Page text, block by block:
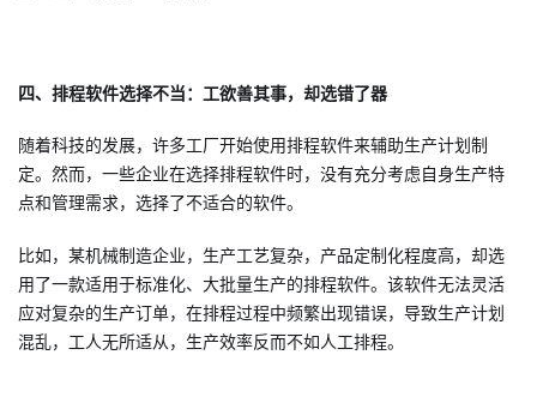
四、排程软件选择不当：工欲善其事，却选错了器
随着科技的发展，许多工厂开始使用排程软件来辅助生产计划制
定。然而，一些企业在选择排程软件时，没有充分考虑自身生产特
点和管理需求，选择了不适合的软件。
比如，某机械制造企业，生产工艺复杂，产品定制化程度高，却选
用了一款适用于标准化、大批量生产的排程软件。该软件无法灵活
应对复杂的生产订单，在排程过程中频繁出现错误，导致生产计划
混乱，工人无所适从，生产效率反而不如人工排程。